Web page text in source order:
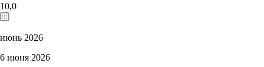
10,0
июнь 2026
6 июня 2026